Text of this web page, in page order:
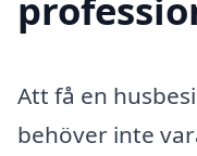
Att få en
behöver inte